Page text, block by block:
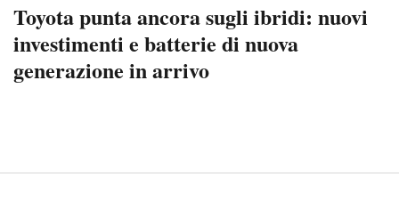
Toyota punta ancora sugli ibridi: nuovi
investimenti e batterie di nuova
generazione in arrivo